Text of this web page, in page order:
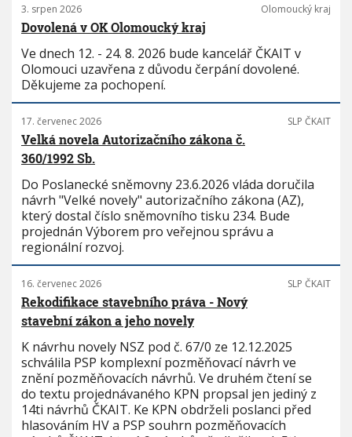
3. srpen 2026 Olomoucký kraj
Dovolená v OK Olomoucký kraj
Ve dnech 12. - 24. 8. 2026 bude kancelář ČKAIT v
Olomouci uzavřena z důvodu čerpání dovolené.
Děkujeme za pochopení.
17. červenec 2026 SLP ČKAIT
Velká novela Autorizačního zákona č.
360/1992 Sb.
Do Poslanecké sněmovny 23.6.2026 vláda doručila
návrh "Velké novely" autorizačního zákona (AZ),
který dostal číslo sněmovního tisku 234. Bude
projednán Výborem pro veřejnou správu a
regionální rozvoj.
16. červenec 2026 SLP ČKAIT
Rekodifikace stavebního práva - Nový
stavební zákon a jeho novely
K návrhu novely NSZ pod č. 67/0 ze 12.12.2025
schválila PSP komplexní pozměňovací návrh ve
znění pozměňovacích návrhů. Ve druhém čtení se
do textu projednávaného KPN propsal jen jediný z
14ti návrhů ČKAIT. Ke KPN obdrželi poslanci před
hlasováním HV a PSP souhrn pozměňovacích